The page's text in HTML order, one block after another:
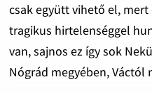
csak együtt vihető el,
tragikus hirtelenséggel
van, sajnos ez így sok
Nógrád megyében, Váctól